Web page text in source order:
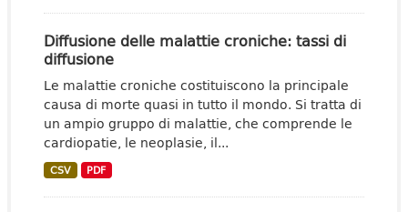
Diffusione delle malattie croniche: tassi di
diffusione
Le malattie croniche costituiscono la principale
causa di morte quasi in tutto il mondo. Si tratta di
un ampio gruppo di malattie, che comprende le
cardiopatie, le neoplasie, il...
CSV PDF